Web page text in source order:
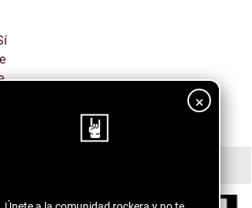
×